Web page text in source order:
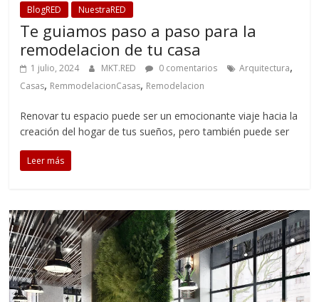
BlogRED NuestraRED
Te guiamos paso a paso para la
remodelacion de tu casa
1 julio, 2024 MKT.RED 0 comentarios Arquitectura,
Casas, RemmodelacionCasas, Remodelacion
Renovar tu espacio puede ser un emocionante viaje hacia la
creación del hogar de tus sueños, pero también puede ser
Leer más